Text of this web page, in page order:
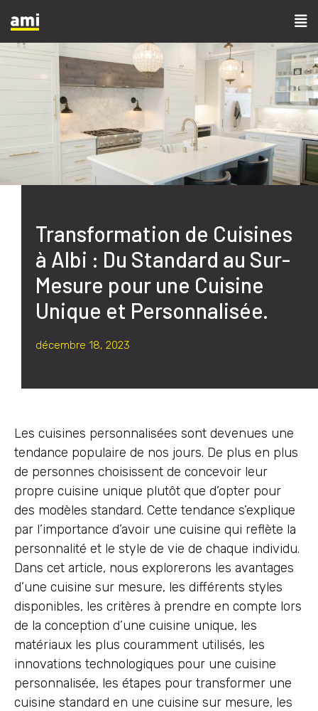
Transformation de Cuisines
à Albi : Du Standard au Sur-
Mesure pour une Cuisine
Unique et Personnalisée.
décembre 18, 2023
Les cuisines personnalisées sont devenues une
tendance populaire de nos jours. De plus en plus
de personnes choisissent de concevoir leur
propre cuisine unique plutôt que d’opter pour
des modèles standard. Cette tendance s’explique
par l’importance d’avoir une cuisine qui reflète la
personnalité et le style de vie de chaque individu.
Dans cet article, nous explorerons les avantages
d’une cuisine sur mesure, les différents styles
disponibles, les critères à prendre en compte lors
de la conception d’une cuisine unique, les
matériaux les plus couramment utilisés, les
innovations technologiques pour une cuisine
personnalisée, les étapes pour transformer une
cuisine standard en une cuisine sur mesure, les